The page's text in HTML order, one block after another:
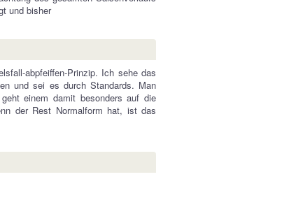
und bisher
abpfeiffen-Prinzip. Ich sehe das
und sei es durch Standards. Man
einem damit besonders auf die
der Rest Normalform hat, ist das